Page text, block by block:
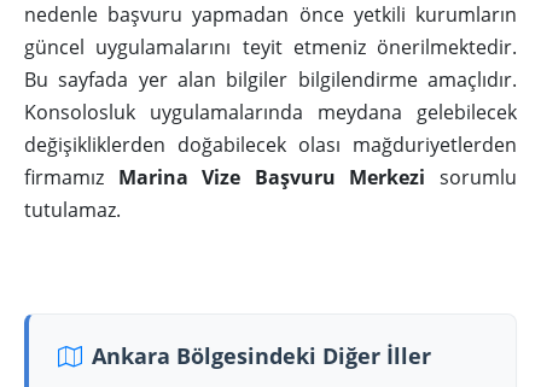
nedenle başvuru yapmadan önce yetkili kurumların
güncel uygulamalarını teyit etmeniz önerilmektedir.
Bu sayfada yer alan bilgiler bilgilendirme amaçlıdır.
Konsolosluk uygulamalarında meydana gelebilecek
değişikliklerden doğabilecek olası mağduriyetlerden
firmamız Marina Vize Başvuru Merkezisorumlu
tutulamaz.
Ankara Bölgesindeki Diğer İller